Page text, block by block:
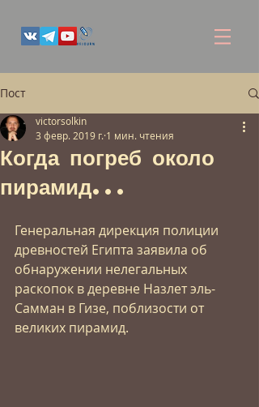
Пост
Когда погреб около
пирамид...
victorsolkin
3 февр. 2019 г. 1 мин. чтения
Генеральная дирекция полиции
древностей Египта заявила об
обнаружении нелегальных
раскопок в деревне Назлет эль-
Самман в Гизе, поблизости от
великих пирамид.